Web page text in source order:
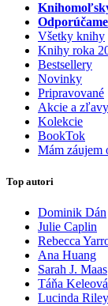
Všetky knihy
Knihy roka
Bestsellery
Novinky
Pripravované
Akcie a zľavy
Kolekcie
BookTok
Mám záujem
Top autori
Dominik Dán
Julie Caplin
Rebecca
Ana Huang
Sarah J. Maas
Táňa
Lucinda Riley